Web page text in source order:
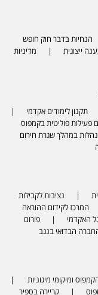
הנחיות בדבר חוק חופש
ייצוגית
מדיניות
תקנון לימודים אקדמי
פעילות פוליטית בקמפוס
במהלך שגרת חירום
נציבות לקבילות
המרכז לקידום ההוראה
האקדמי
פורום
הבדואי בנגב
ומיקומי מיגוניות
קריירה בספיר